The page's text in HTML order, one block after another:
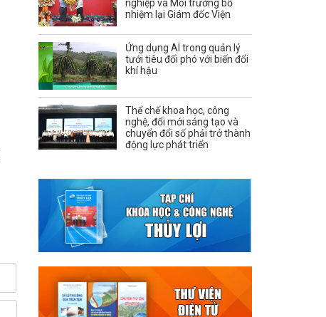
nghiệp và Môi trường bổ
nhiệm lại Giám đốc Viện
Ứng dụng AI trong quản lý
tưới tiêu đối phó với biến đổi
khí hậu
Thể chế khoa học, công
nghệ, đổi mới sáng tạo và
chuyển đổi số phải trở thành
động lực phát triển